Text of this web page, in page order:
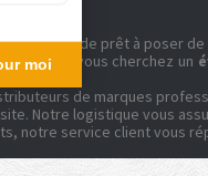
et de prêt à poser
: vous cherchez un
de marques
Notre logistique vous
notre service client vous